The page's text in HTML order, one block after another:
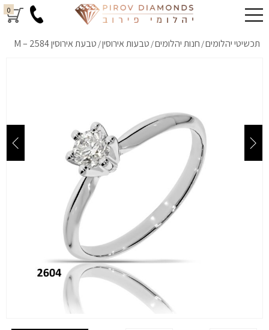
0
תכשיטי יהלומים/ חנות יהלומים/ טבעות אירוסין/ טבעת אירוסין M – 2584